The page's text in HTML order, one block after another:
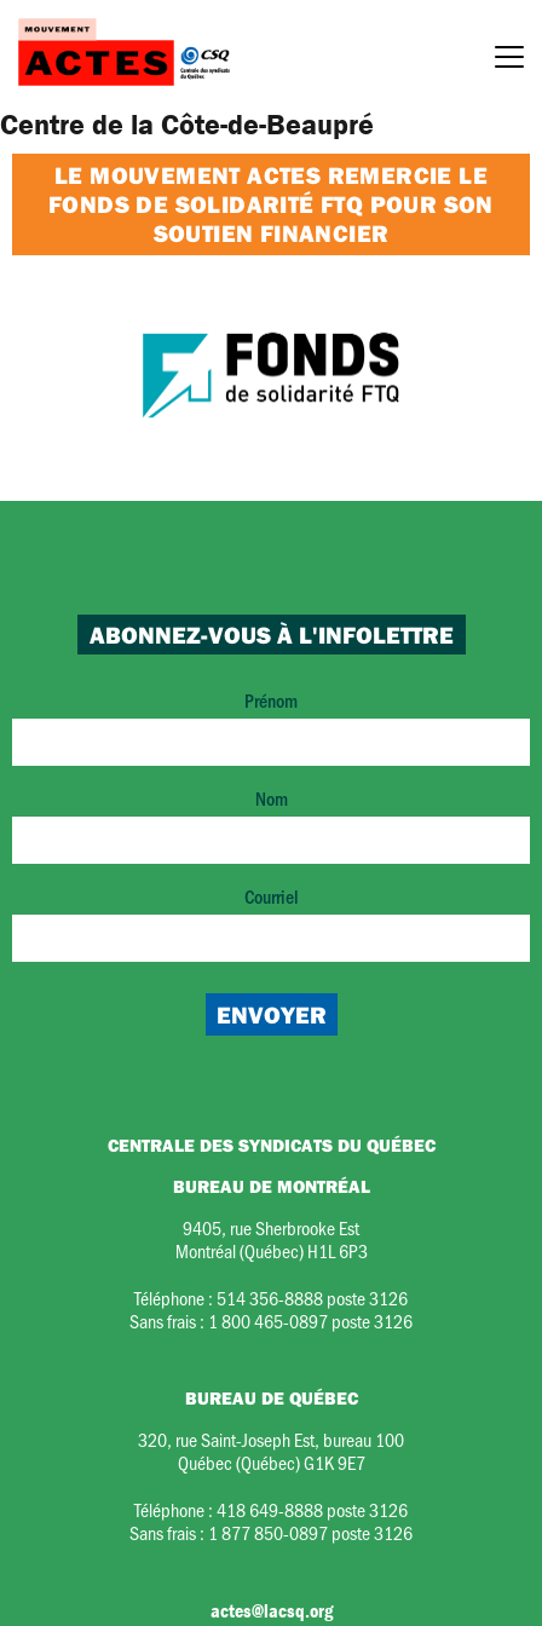
Passer
contenu
Centre de la Côte-de-Beaupré
LE MOUVEMENT ACTES REMERCIE LE
FONDS DE SOLIDARITÉ FTQ POUR SON
SOUTIEN FINANCIER
ABONNEZ-VOUS À L'INFOLETTRE
Prénom
Nom
Courriel
CENTRALE DES SYNDICATS DU QUÉBEC
BUREAU DE MONTRÉAL
9405, rue Sherbrooke Est
Montréal (Québec) H1L 6P3
Téléphone : 514 356-8888 poste 3126
Sans frais : 1 800 465-0897 poste 3126
BUREAU DE QUÉBEC
320, rue Saint-Joseph Est, bureau 100
Québec (Québec) G1K 9E7
Téléphone :418 649-8888 poste 3126
Sans frais : 1 877 850-0897 poste 3126
actes@lacsq.org